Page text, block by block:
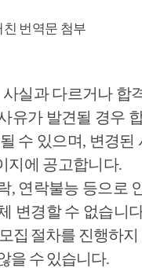
번역문 첨부
실과 다르거나 합
유가 발견될 경우
수 있으며, 변경된
지에 공고합니다.
, 연락불능 등으로
변경할 수 없습니
집 절차를 진행하
을 수 있습니다.